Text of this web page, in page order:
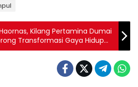
Kilang Pertamina Dumai
Transformasi Gaya Hidup